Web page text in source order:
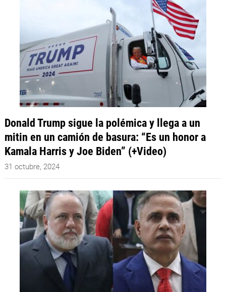
Donald Trump sigue la polémica y llega a un
mitin en un camión de basura: “Es un honor a
Kamala Harris y Joe Biden” (+Video)
31 octubre, 2024